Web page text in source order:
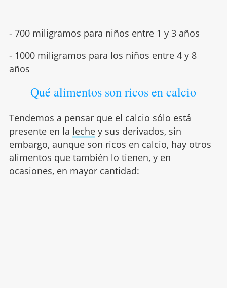
- 700 miligramos para niños entre 1 y 3 años
- 1000 miligramos para los niños entre 4 y 8
años
Qué alimentos son ricos en calcio
Tendemos a pensar que el calcio sólo está
presente en la lechey sus derivados, sin
embargo, aunque son ricos en calcio, hay otros
alimentos que también lo tienen, y en
ocasiones, en mayor cantidad: